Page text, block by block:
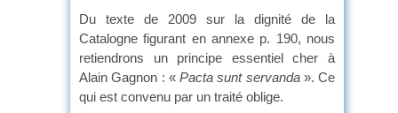
Du texte de 2009 sur la dignité de la
Catalogne figurant en annexe p. 190, nous
retiendrons un principe essentiel cher à
Alain Gagnon : « Pacta sunt servanda». Ce
qui est convenu par un traité oblige.